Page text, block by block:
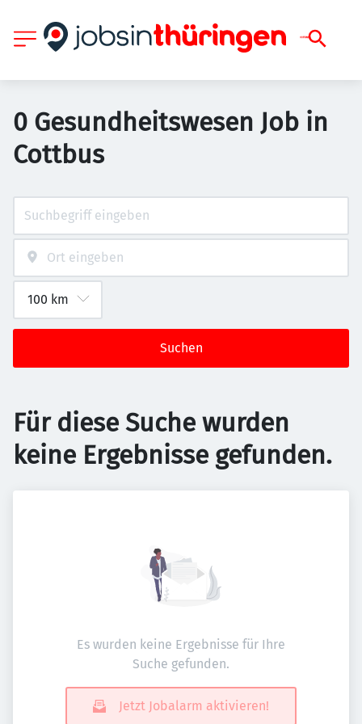
0 Gesundheitswesen Job in
Cottbus
Suchen
Für diese Suche wurden
keine Ergebnisse gefunden.
Es wurden keine Ergebnisse für Ihre
Suche gefunden.
Jetzt Jobalarm aktivieren!